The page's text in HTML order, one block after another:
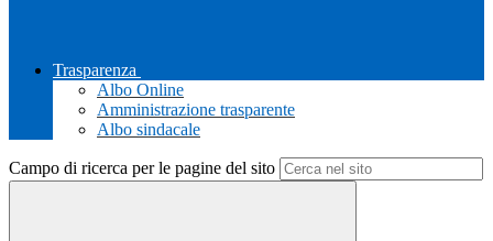
Trasparenza
Albo Online
Amministrazione trasparente
Albo sindacale
Campo di ricerca per le pagine del sito